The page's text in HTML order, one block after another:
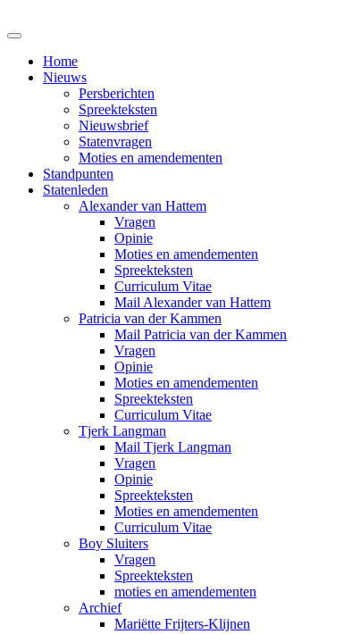
Home
Nieuws
Persberichten
Spreekteksten
Nieuwsbrief
Statenvragen
Moties en amendementen
Standpunten
Statenleden
Alexander van Hattem
Vragen
Opinie
Moties en amendementen
Spreekteksten
Curriculum Vitae
Mail Alexander van Hattem
Patricia van der Kammen
Mail Patricia van der Kammen
Vragen
Opinie
Moties en amendementen
Spreekteksten
Curriculum Vitae
Tjerk Langman
Mail Tjerk Langman
Vragen
Opinie
Spreekteksten
Moties en amendementen
Curriculum Vitae
Boy Sluiters
Vragen
Spreekteksten
moties en amendementen
Archief
Mariëtte Frijters-Klijnen